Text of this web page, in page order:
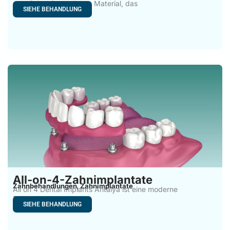
zahnfleischfreundliches Material, das
SIEHE BEHANDLUNG
All-on-4-Zahnimplantate
Zahnbehandlungen,Zahnimplantate
All on 4 Dental Implants Antalya ist eine moderne
Behandlungsmethode,
SIEHE BEHANDLUNG